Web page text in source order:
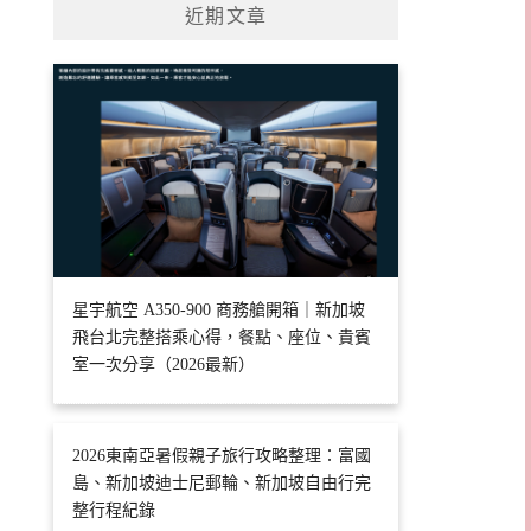
近期文章
星宇航空 A350-900 商務艙開箱｜新加坡
飛台北完整搭乘心得，餐點、座位、貴賓
室一次分享（2026最新）
2026東南亞暑假親子旅行攻略整理：富國
島、新加坡迪士尼郵輪、新加坡自由行完
整行程紀錄